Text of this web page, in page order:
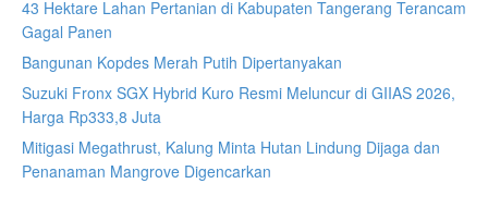
43 Hektare Lahan Pertanian di Kabupaten Tangerang Terancam
Gagal Panen
Bangunan Kopdes Merah Putih Dipertanyakan
Suzuki Fronx SGX Hybrid Kuro Resmi Meluncur di GIIAS 2026,
Harga Rp333,8 Juta
Mitigasi Megathrust, Kalung Minta Hutan Lindung Dijaga dan
Penanaman Mangrove Digencarkan